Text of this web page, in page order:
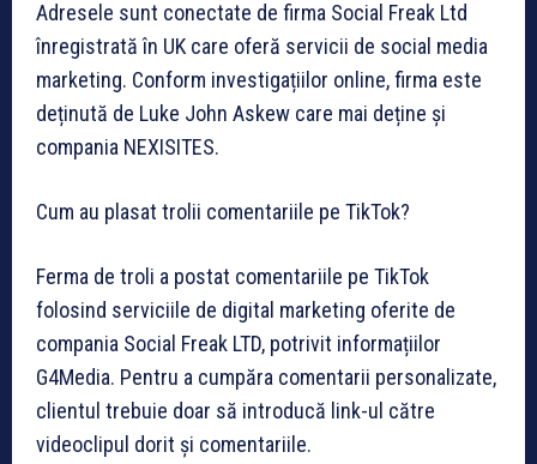
Adresele sunt conectate de firma Social Freak Ltd
înregistrată în UK care oferă servicii de social media
marketing. Conform investigațiilor online, firma este
deținută de Luke John Askew care mai deține și
compania NEXISITES.
Cum au plasat trolii comentariile pe TikTok?
Ferma de troli a postat comentariile pe TikTok
folosind serviciile de digital marketing oferite de
compania Social Freak LTD, potrivit informațiilor
G4Media. Pentru a cumpăra comentarii personalizate,
clientul trebuie doar să introducă link-ul către
videoclipul dorit și comentariile.